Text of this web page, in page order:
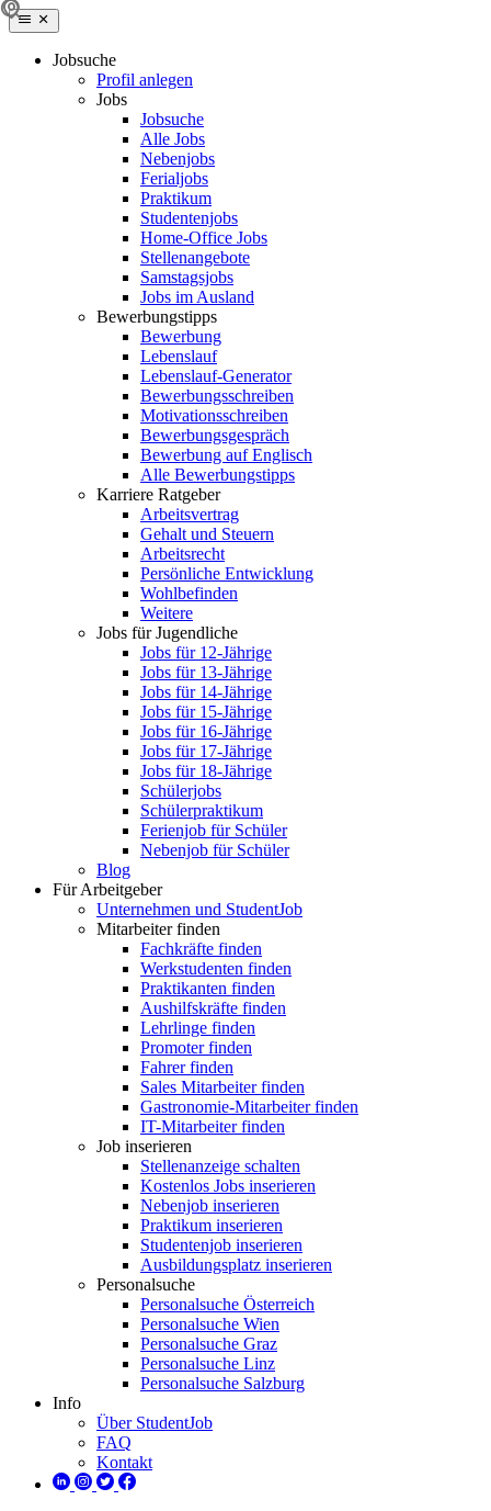
Jobsuche
Profil anlegen
Jobs
Jobsuche
Alle Jobs
Nebenjobs
Ferialjobs
Praktikum
Studentenjobs
Home-Office Jobs
Stellenangebote
Samstagsjobs
Jobs im Ausland
Bewerbungstipps
Bewerbung
Lebenslauf
Lebenslauf-Generator
Bewerbungsschreiben
Motivationsschreiben
Bewerbungsgespräch
Bewerbung auf Englisch
Alle Bewerbungstipps
Karriere Ratgeber
Arbeitsvertrag
Gehalt und Steuern
Arbeitsrecht
Persönliche Entwicklung
Wohlbefinden
Weitere
Jobs für Jugendliche
Jobs für 12-Jährige
Jobs für 13-Jährige
Jobs für 14-Jährige
Jobs für 15-Jährige
Jobs für 16-Jährige
Jobs für 17-Jährige
Jobs für 18-Jährige
Schülerjobs
Schülerpraktikum
Ferienjob für Schüler
Nebenjob für Schüler
Blog
Für Arbeitgeber
Unternehmen und StudentJob
Mitarbeiter finden
Fachkräfte finden
Werkstudenten finden
Praktikanten finden
Aushilfskräfte finden
Lehrlinge finden
Promoter finden
Fahrer finden
Sales Mitarbeiter finden
Gastronomie-Mitarbeiter finden
IT-Mitarbeiter finden
Job inserieren
Stellenanzeige schalten
Kostenlos Jobs inserieren
Nebenjob inserieren
Praktikum inserieren
Studentenjob inserieren
Ausbildungsplatz inserieren
Personalsuche
Personalsuche Österreich
Personalsuche Wien
Personalsuche Graz
Personalsuche Linz
Personalsuche Salzburg
Info
Über StudentJob
FAQ
Kontakt